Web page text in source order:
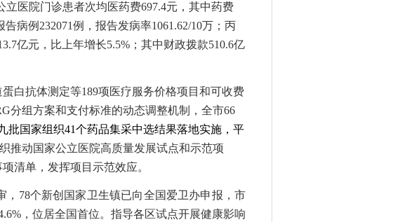
立医院门诊患者次均医药费697.4元，其中药费
告病例 232071例，报告发病率1061 .62/10万；丙
.7亿元，比上年增长5.5%；其中财政拨款510.6亿
白抗体测定等189项医疗服务价格项目和可收费
分组方案和支付标准的动态调整机制，全市66
批国家组织41个药品集采中选结果落地实施，平
推动国家公立医院高质量发展试点和示范项
清单，发挥项目示范效应。
，78个新创国家卫生镇已向全国爱卫办申报，市
，位居全国首位。指导各区试点开展健康影响